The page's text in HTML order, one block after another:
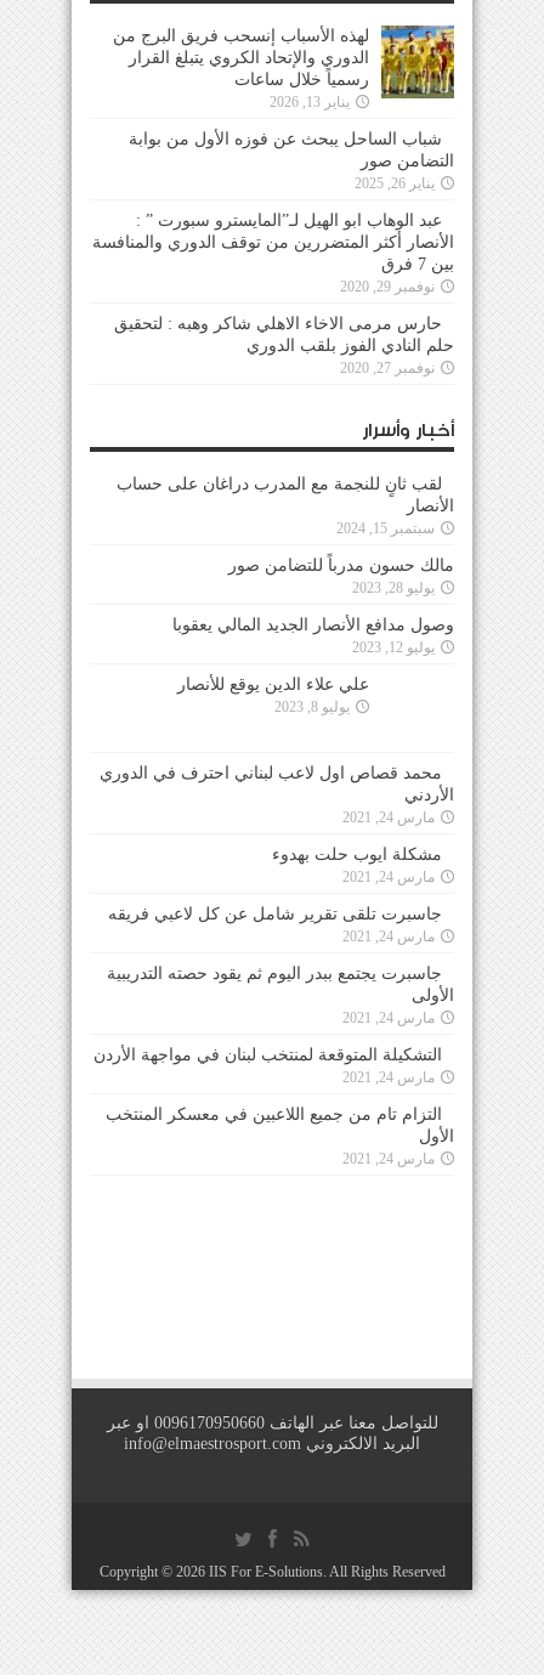
لهذه الأسباب إنسحب فريق البرج من
الدوري والإتحاد الكروي يتبلغ القرار
رسمياً خلال ساعات
يناير 13, 2026
شباب الساحل يبحث عن فوزه الأول من بوابة
التضامن صور
يناير 26, 2025
عبد الوهاب ابو الهيل لـ”المايسترو سبورت ” :
الأنصار أكثر المتضررين من توقف الدوري والمنافسة
بين 7 فرق
نوفمبر 29, 2020
حارس مرمى الاخاء الاهلي شاكر وهبه : لتحقيق
حلم النادي الفوز بلقب الدوري
نوفمبر 27, 2020
أخبار وأسرار
لقب ثانٍ للنجمة مع المدرب دراغان على حساب
الأنصار
سبتمبر 15, 2024
مالك حسون مدرباً للتضامن صور
يوليو 28, 2023
وصول مدافع الأنصار الجديد المالي يعقوبا
يوليو 12, 2023
علي علاء الدين يوقع للأنصار
مشكلة ايوب حلت بهدوء
مارس 24, 2021
جاسبرت تلقى تقرير شامل عن كل لاعبي فريقه
مارس 24, 2021
جاسبرت يجتمع ببدر اليوم ثم يقود حصته التدريبية
الأولى
مارس 24, 2021
التشكيلة المتوقعة لمنتخب لبنان في مواجهة الأردن
مارس 24, 2021
التزام تام من جميع اللاعبين في معسكر المنتخب
الأول
مارس 24, 2021
للتواصل معنا عبر الهاتف 0096170950660 او عبر
البريد الالكتروني info@elmaestrosport.com
IIS For E-Solutions